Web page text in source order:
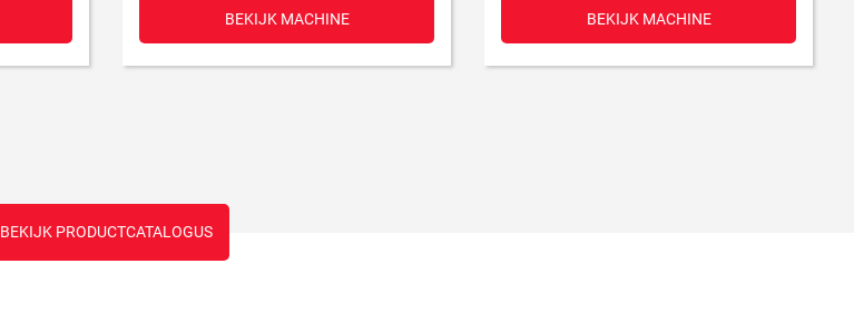
BEKIJK MACHINE BEKIJK MACHINE
BEKIJK PRODUCTCATALOGUS